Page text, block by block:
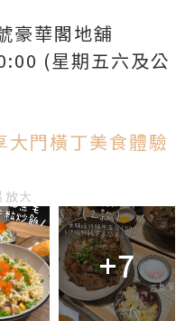
豪華閣地舖
(星期五六及公
門橫丁美食體驗
放大
+7